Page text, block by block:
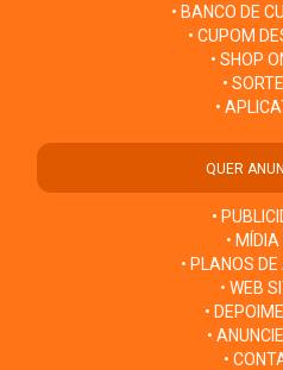
• BANCO DE
• CUPOM
• SHOP
•
•
QUER
•
•
• PLANOS
• WEB
•
•
•